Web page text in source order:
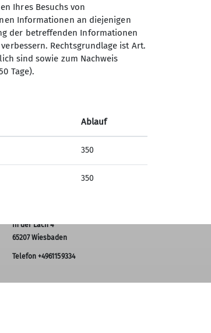
Sektionsgeschichte
mehr erfahren
In der Lach 4
65207 Wiesbaden
Telefon +4961159334
Ihres Besuchs von
Informationen an diejenigen
der betreffenden Informationen
Rechtsgrundlage ist Art.
sind sowie zum Nachweis
Tage).
Ablauf
350
350